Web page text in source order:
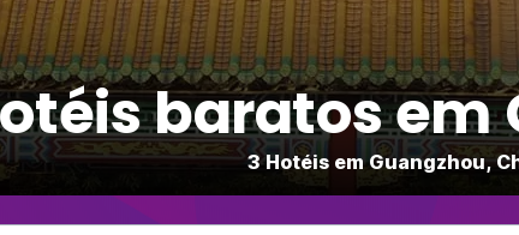
baratos em
3 Hotéis em Guangzhou,